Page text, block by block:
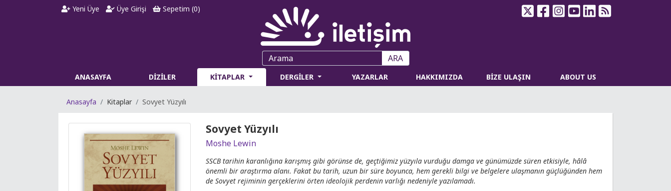
Yeni Üye Üye Girişi Sepetim (0)
ARA
ANASAYFA DİZİLER KİTAPLAR DERGİLER YAZARLAR HAKKIMIZDA BİZE ULAŞIN ABOUT US
Anasayfa Kitaplar Sovyet Yüzyılı
Sovyet Yüzyılı
Moshe Lewin
SSCB tarihin karanlığına karışmış gibi görünse de, geçtiğimiz yüzyıla vurduğu damga ve günümüzde süren etkisiyle, hâlâ
önemli bir araştırma alanı. Fakat bu tarih, uzun bir süre boyunca, hem gerekli bilgi ve belgelere ulaşmanın güçlüğünden hem
de Sovyet rejiminin gerçeklerini örten ideolojik perdenin varlığı nedeniyle yazılamadı.